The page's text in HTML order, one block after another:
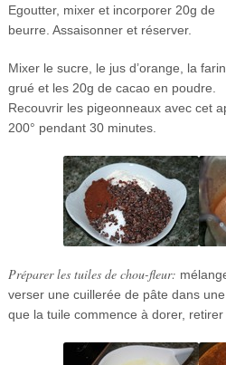
Egoutter, mixer et incorporer 20g de
beurre. Assaisonner et réserver.
Mixer le sucre, le jus d’orange, la
grué et les 20g de cacao en poudre.
Recouvrir les pigeonneaux avec cet
200° pendant 30 minutes.
Préparer les tuiles de chou-fleur:
verser une cuillerée de pâte dans
que la tuile commence à dorer,